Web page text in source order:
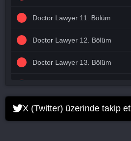
Doctor Lawyer 11. Bölüm
Doctor Lawyer 12. Bölüm
Doctor Lawyer 13. Bölüm
Doctor Lawyer 15. Bölüm
X (Twitter) üzerinde takip et